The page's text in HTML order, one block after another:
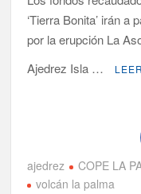
‘Tierra Bonita’ irán
por la erupción La
Ajedrez Isla …
ajedrez COPE LA
volcán la palma